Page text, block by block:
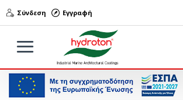
Σύνδεση Εγγραφή